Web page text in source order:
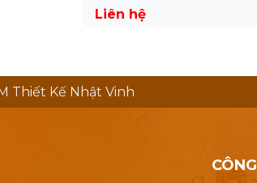
Liên hệ
Thiết Kế Nhật Vinh